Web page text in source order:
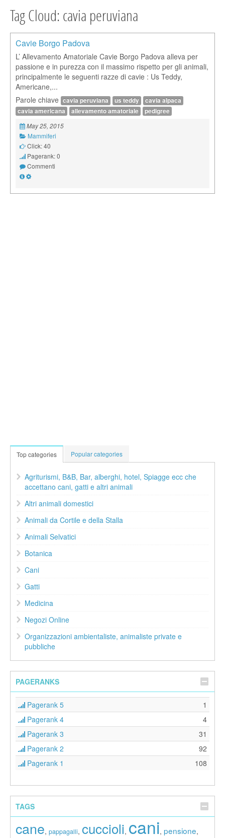
Tag Cloud: cavia peruviana
Cavie Borgo Padova
L’ Allevamento Amatoriale Cavie Borgo Padova alleva per
passione e in purezza con il massimo rispetto per gli animali,
principalmente le seguenti razze di cavie : Us Teddy,
Americane,...
Parole chiave cavia peruviana us teddy
cavia alpaca
cavia americana
allevamento amatoriale pedigree
May 25, 2015
Mammiferi
Click: 40
Pagerank: 0
Commenti
Top categories Popular categories
Agriturismi, B&B, Bar, alberghi, hotel, Spiagge ecc che
accettano cani, gatti e altri animali
Altri animali domestici
Animali da Cortile e della Stalla
Animali Selvatici
Botanica
Cani
Gatti
Medicina
Negozi Online
Organizzazioni ambientaliste, animaliste private e
pubbliche
PAGERANKS
Pagerank 5
1
Pagerank 4
4
Pagerank 3
31
Pagerank 2
92
Pagerank 1
108
TAGS
cane, pappagalli, cuccioli, cani, pensione,